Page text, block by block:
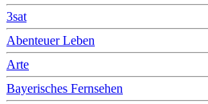
3sat
Abenteuer Leben
Arte
Bayerisches Fernsehen